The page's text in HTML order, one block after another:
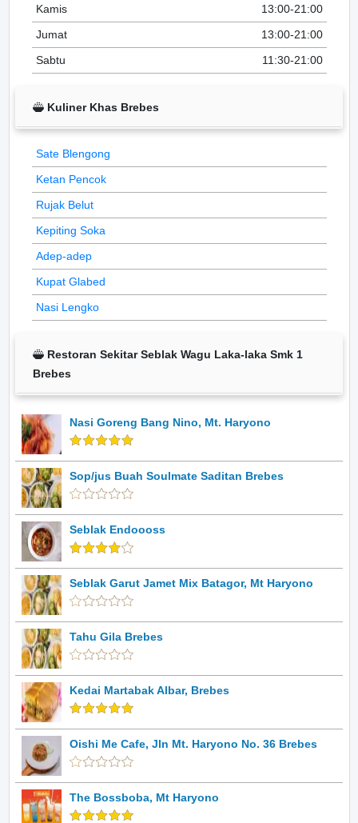
Kamis
13:00-21:00
Jumat
13:00-21:00
Sabtu
11:30-21:00
Kuliner Khas Brebes
Sate Blengong
Ketan Pencok
Rujak Belut
Kepiting Soka
Adep-adep
Kupat Glabed
Nasi Lengko
Restoran Sekitar Seblak Wagu Laka-laka Smk 1
Brebes
Nasi Goreng Bang Nino, Mt. Haryono
Sop/jus Buah Soulmate Saditan Brebes
Seblak Endoooss
Seblak Garut Jamet Mix Batagor, Mt Haryono
Tahu Gila Brebes
Kedai Martabak Albar, Brebes
Oishi Me Cafe, Jln Mt. Haryono No. 36 Brebes
The Bossboba, Mt Haryono